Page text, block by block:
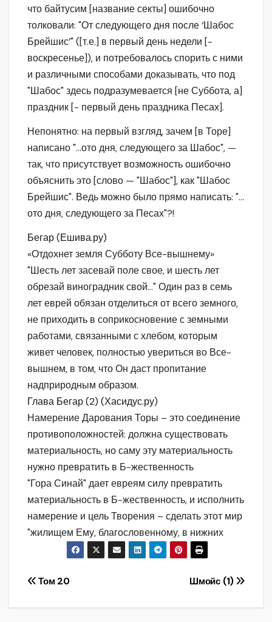
что байтусим [название секты] ошибочно
толковали: "От следующего дня после ‘Шабос
Брейшис’" ([т.е.] в первый день недели [-
воскресенье]), и потребовалось спорить с ними
и различными способами доказывать, что под
"Шабос" здесь подразумевается [не Суббота, а]
праздник [- первый день праздника Песах].
Непонятно: на первый взгляд, зачем [в Торе]
написано "…ото дня, следующего за Шабос", —
так, что присутствует возможность ошибочно
объяснить это [слово — "Шабос"], как "Шабос
Брейшис". Ведь можно было прямо написать: "…
ото дня, следующего за Песах"?!
Бегар (Ешива.ру)
«Отдохнет земля Субботу Все-вышнему»
"Шесть лет засевай поле свое, и шесть лет
обрезай виноградник свой…" Один раз в семь
лет еврей обязан отделиться от всего земного,
не приходить в соприкосновение с земными
работами, связанными с хлебом, которым
живет человек, полностью увериться во Все-
вышнем, в том, что Он даст пропитание
надприродным образом.
Глава Бегар (2) (Хасидус.ру)
Намерение Дарования Торы – это соединение
противоположностей: должна существовать
материальность, но саму эту материальность
нужно превратить в Б-жественность
"Гора Синай" дает евреям силу превратить
материальность в Б-жественность, и исполнить
намерение и цель Творения – сделать этот мир
"жилищем Ему, благословенному, в нижних
Навигация
по
Шмойс (1)
Том 20